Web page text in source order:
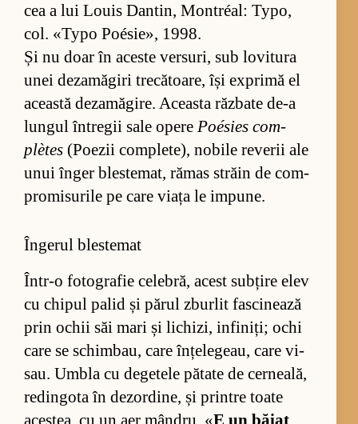
cea a lui Lo­uis Dan­tin, Montréal: Ty­po,
col. «Typo Poé­si­e», 1998.
Și nu doar în aceste ver­su­ri, sub lo­vi­tura
unei dez­a­mă­giri tre­că­toa­re, își ex­primă el
această dez­a­mă­gi­re. Aceasta răz­bate de-a
lun­gul în­tre­gii sale opere Poé­sies com­
plètes (Po­e­zii com­ple­te), no­bile re­ve­rii ale
unui în­ger bles­te­mat, ră­mas străin de com­
pro­mi­su­rile pe care viața le im­pu­ne.
Îngerul blestemat
În­tr-o fo­to­gra­fie ce­le­bră, acest sub­țire elev
cu chi­pul pa­lid și pă­rul zbu­r­lit fas­ci­ne­ază
prin ochii săi mari și li­chi­zi, in­fi­ni­ți; ochi
care se schim­bau, care în­țe­le­geau, care vi­
sau. Um­bla cu de­ge­tele pă­tate de cer­ne­a­lă,
re­din­gota în dez­or­di­ne, și prin­tre toate
aces­tea, cu un aer mân­dru. «E un bă­iat